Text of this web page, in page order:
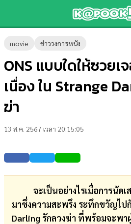
movie ข่าววงการหนัง
ONS แบบใดให้ซวย
เนื่อง ใน Strange
ฆ่า
13 ส.ค. 2567 เวลา 20:15:05
จะเป็นอย่างไรเมื่อการนัด
มาซึ่งความสะพรึง ระทึกขวัญไป
Darling รักลวงฆ่า ที่พร้อมจะพา
ข่าว-
ความ
รู้
บันเทิง
ตรวจ
หวย
บอล
สด